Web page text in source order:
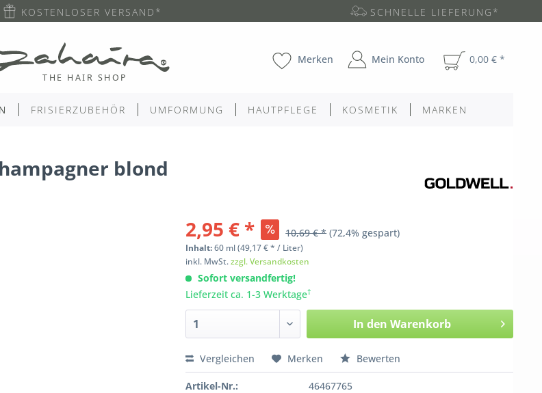
KOSTENLOSER VERSAND* SCHNELLE LIEFERUNG*
Merken Mein Konto 0,00 € *
FRISIERZUBEHÖR UMFORMUNG HAUTPFLEGE KOSMETIK MARKEN
blond
2,95 € * 10,69 € * (72,4% gespart)
Inhalt:60 ml(49,17 € * / Liter)
inkl. MwSt.zzgl. Versandkosten
Sofort versandfertig!
Lieferzeit ca. 1-3 Werktage†
In den Warenkorb
Vergleichen Merken Bewerten
Artikel-Nr.: 46467765